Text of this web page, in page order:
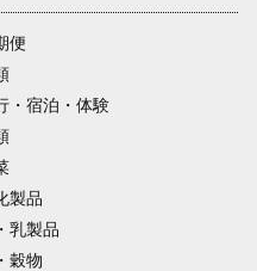
便
・宿泊・体験
製品
乳製品
穀物